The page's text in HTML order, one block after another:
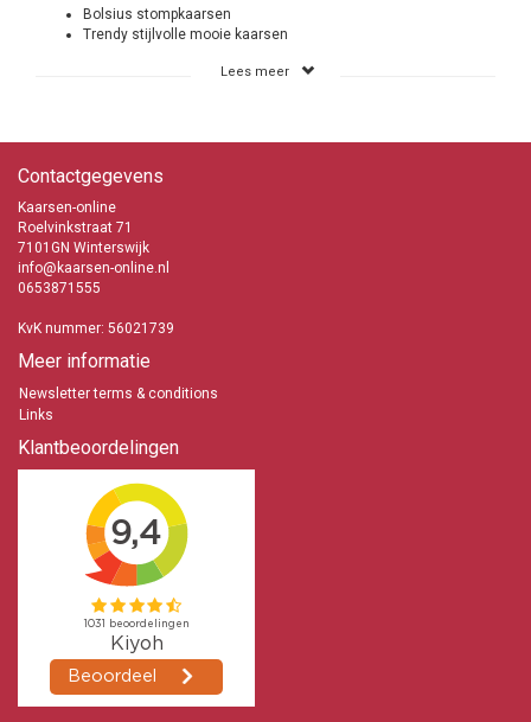
Bolsius stompkaarsen
Trendy stijlvolle mooie kaarsen
Heel het assortiment van Bolsius aanwezig
nfo@kaarsen-online.nl
0653871555
Lees meer
Contactgegevens
Kaarsen-online
Roelvinkstraat 71
7101GN Winterswijk
info@kaarsen-online.nl
0653871555
KvK nummer: 56021739
Meer informatie
Newsletter terms & conditions
Links
Klantbeoordelingen